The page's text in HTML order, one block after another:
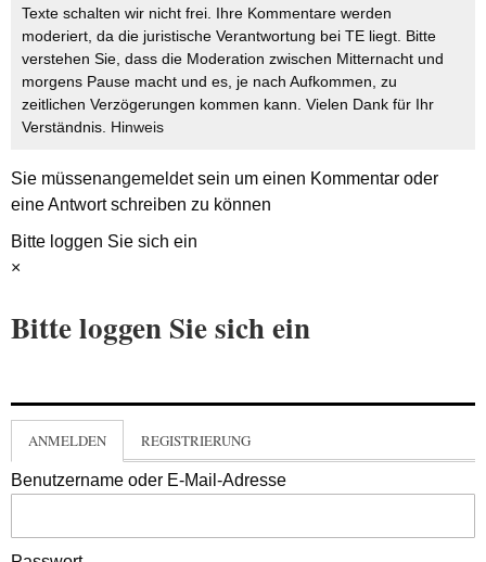
Texte schalten wir nicht frei. Ihre Kommentare werden
moderiert, da die juristische Verantwortung bei TE liegt. Bitte
verstehen Sie, dass die Moderation zwischen Mitternacht und
morgens Pause macht und es, je nach Aufkommen, zu
zeitlichen Verzögerungen kommen kann. Vielen Dank für Ihr
Verständnis. Hinweis
Sie müssenangemeldetsein um einen Kommentar oder
eine Antwort schreiben zu können
Bitte loggen Sie sich ein
×
Bitte loggen Sie sich ein
ANMELDEN REGISTRIERUNG
Benutzername oder E-Mail-Adresse